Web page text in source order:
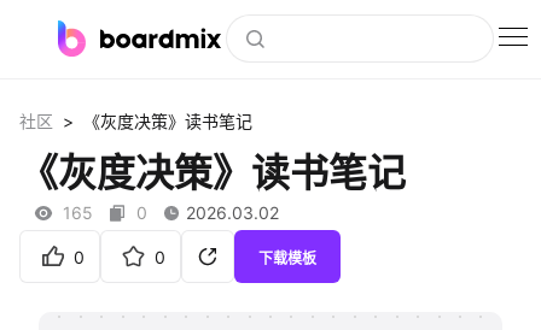
社区资源
下载
社区 > 《灰度决策》读书笔记
《灰度决策》读书笔记
165 0 2026.03.02
0 0 下载模板